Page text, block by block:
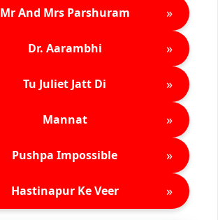
Mr And Mrs Parshuram »
Dr. Aarambhi »
Tu Juliet Jatt Di »
Mannat »
Pushpa Impossible »
Hastinapur Ke Veer »